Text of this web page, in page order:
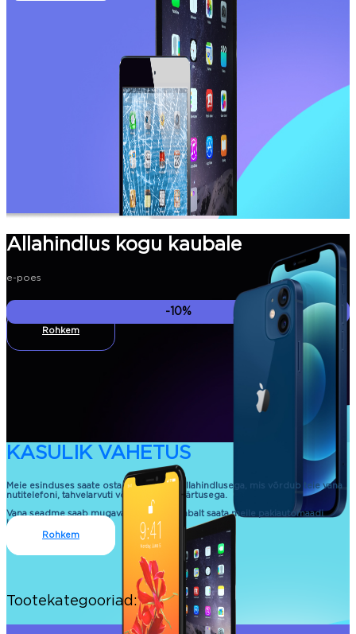
Allahindlus kogu kaubale
e-poes
-10%
Rohkem
KASULIK VAHETUS
Meie esinduses saate osta uue seadme allahindlusega, mis võrdub teie vana
nutitelefoni, tahvelarvuti või sülearvuti väärtusega.
Vana seadme saab mugavalt ja kontaktivabalt saata meile pakiautomaadi
kaudu.
Rohkem
Tootekategooriad: